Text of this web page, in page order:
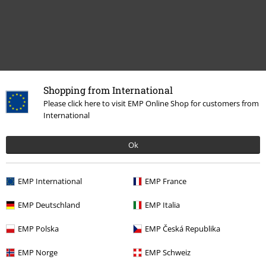
Shopping from International
Please click here to visit EMP Online Shop for customers from
International
Ok
EMP International EMP France
EMP Deutschland EMP Italia
EMP Polska EMP Česká Republika
EMP Norge EMP Schweiz
Meer categorieën. Meer opties.
Films & Series Wonen
Nieuw Figuren
Sale %
Sale % Funko Pop!
Lifestyle Funko Pop! NEW